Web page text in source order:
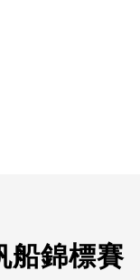
船錦標賽